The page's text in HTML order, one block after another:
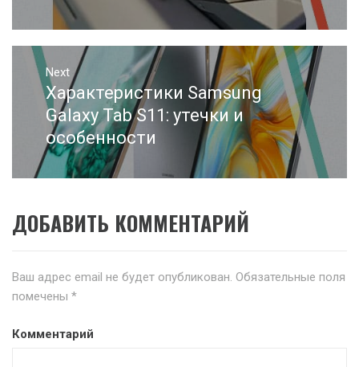
Next
Next
post:
Характеристики Samsung
Galaxy Tab S11: утечки и
особенности
ДОБАВИТЬ КОММЕНТАРИЙ
Ваш адрес email не будет опубликован. Обязательные поля
помечены *
Комментарий